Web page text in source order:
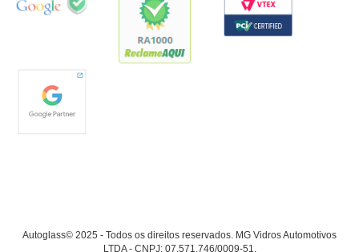
Autoglass© 2025 - Todos os direitos reservados. MG Vidros Automotivos
LTDA - CNPJ: 07.571.746/0009-51.